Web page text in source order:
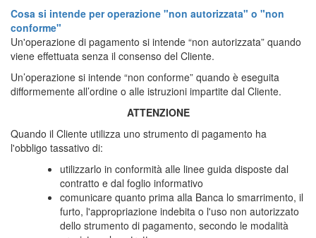
Cosa si intende per operazione "non autorizzata" o "non
conforme"
Un'operazione di pagamento si intende “non autorizzata” quando
viene effettuata senza il consenso del Cliente.
Un’operazione si intende “non conforme” quando è eseguita
difformemente all’ordine o alle istruzioni impartite dal Cliente.
ATTENZIONE
Quando il Cliente utilizza uno strumento di pagamento ha
l'obbligo tassativo di:
utilizzarlo in conformità alle linee guida disposte dal
contratto e dal foglio informativo
comunicare quanto prima alla Banca lo smarrimento, il
furto, l'appropriazione indebita o l'uso non autorizzato
dello strumento di pagamento, secondo le modalità